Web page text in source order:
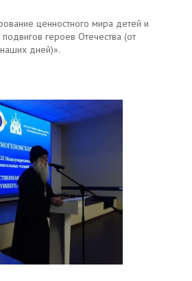
ценностного мира детей и
героев Отечества (от
дней)».